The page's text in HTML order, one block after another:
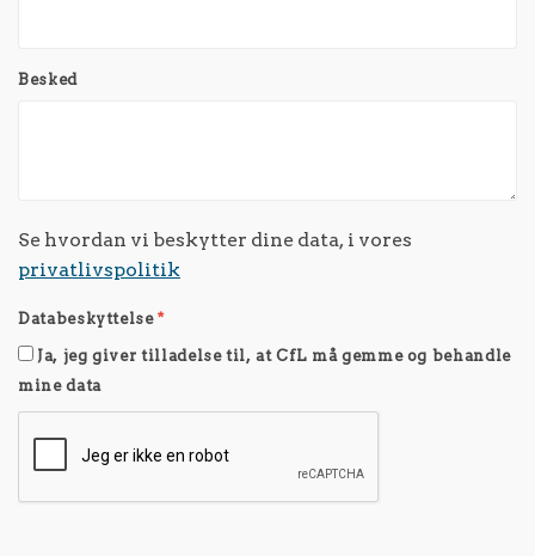
Besked
Se hvordan vi beskytter dine data, i vores
privatlivspolitik
Databeskyttelse*
Ja, jeg giver tilladelse til, at CfL må gemme og behandle
mine data